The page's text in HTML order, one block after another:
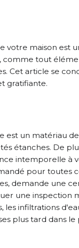
votre maison est
comme tout
Cet article se
gratifiante.
est un matériau
étanches. De
intemporelle à
pour toutes
demande une
une inspection
les infiltrations
plus tard dans le